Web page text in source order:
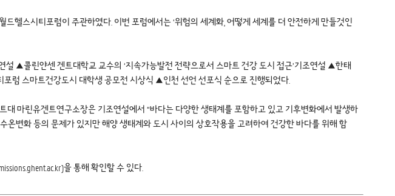
헬스시티포럼이 주관하였다. 이번 포럼에서는 ‘위험의 세계화, 어떻게 세계를 더 안전하게 만들것인
▲콜린얀센 겐트대학교 교수의 ‘지속가능발전 전략으로서 스마트 건강 도시 접근’기조연설 ▲한태
럼 스마트건강도시 대학생 공모전 시상식 ▲인천 선언 선포식 순으로 진행되었다.
마린유겐트연구소장은 기조연설에서 “바다는 다양한 생태계를 포함하고 있고 기후변화에서 발생하
온변화 등의 문제가 있지만 해양 생태계와 도시 사이의 상호작용을 고려하여 건강한 바다를 위해 함
)을 통해 확인할 수 있다.